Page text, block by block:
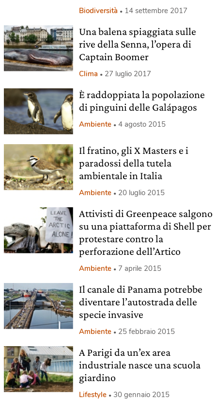
Biodiversità 14 settembre 2017
Una balena spiaggiata sulle
rive della Senna, l’opera di
Captain Boomer
Clima 27 luglio 2017
È raddoppiata la popolazione
di pinguini delle Galápagos
Ambiente 4 agosto 2015
Il fratino, gli X Masters e i
paradossi della tutela
ambientale in Italia
Ambiente 20 luglio 2015
Attivisti di Greenpeace salgono
su una piattaforma di Shell per
protestare contro la
perforazione dell’Artico
Ambiente 7 aprile 2015
Il canale di Panama potrebbe
diventare l’autostrada delle
specie invasive
Ambiente 25 febbraio 2015
A Parigi da un’ex area
industriale nasce una scuola
giardino
Lifestyle 30 gennaio 2015